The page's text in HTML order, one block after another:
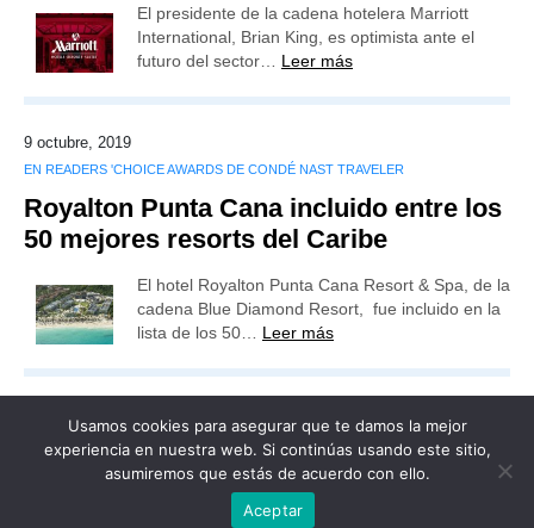
El presidente de la cadena hotelera Marriott
International, Brian King, es optimista ante el
futuro del sector… Leer más
9 octubre, 2019
EN READERS 'CHOICE AWARDS DE CONDÉ NAST TRAVELER
Royalton Punta Cana incluido entre los
50 mejores resorts del Caribe
El hotel Royalton Punta Cana Resort & Spa, de la
cadena Blue Diamond Resort, fue incluido en la
lista de los 50… Leer más
Usamos cookies para asegurar que te damos la mejor
experiencia en nuestra web. Si continúas usando este sitio,
asumiremos que estás de acuerdo con ello.
Aceptar
Publicidad Redacción Contacto
Todos los derechos reservados